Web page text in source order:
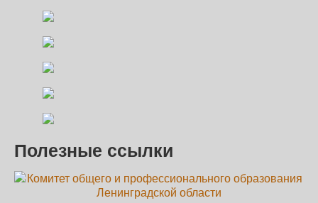
Полезные ссылки